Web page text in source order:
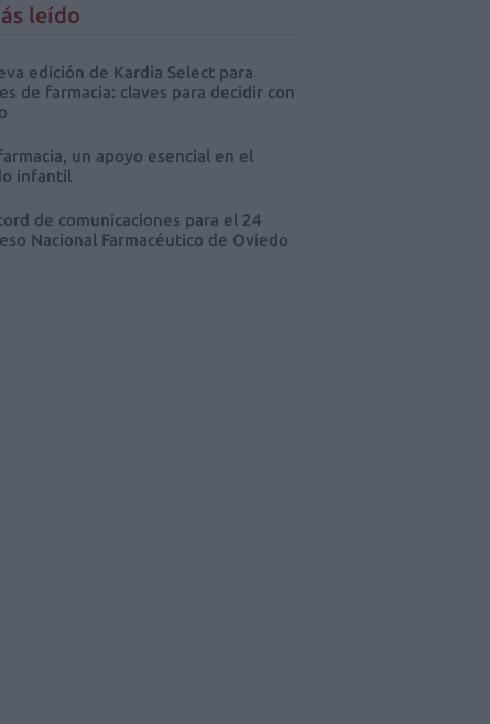
leído
edición de Kardia Select para
de farmacia: claves para decidir con
un apoyo esencial en el
infantil
de comunicaciones para el 24
Nacional Farmacéutico de Oviedo